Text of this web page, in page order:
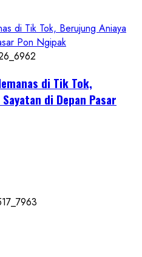
di Tik Tok, Berujung Aniaya
Pon Ngipak
di Tik Tok,
di Depan Pasar